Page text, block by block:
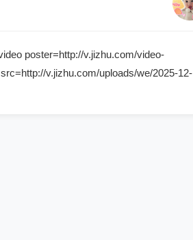
poster=http://v.jizhu.com/video-
v.jizhu.com/uploads/we/2025-12-